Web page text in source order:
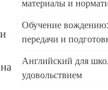
материалы и
Обучение вождению:
передачи и
Английский для
удовольствием